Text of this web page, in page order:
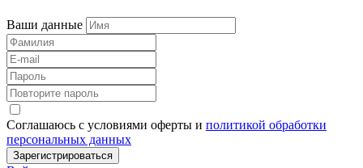
Ваши данные
Соглашаюсь с условиями оферты и политикой обработки
персональных данных
Зарегистрироваться